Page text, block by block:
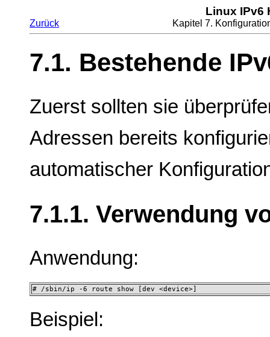
Linux IPv6
Zurück Kapitel 7.
7.1. Bestehende
Zuerst sollten sie
Adressen bereits
automatischer
7.1.1. Verwendung
Anwendung:
# /sbin/ip -6 route show [dev <device>]
Beispiel: